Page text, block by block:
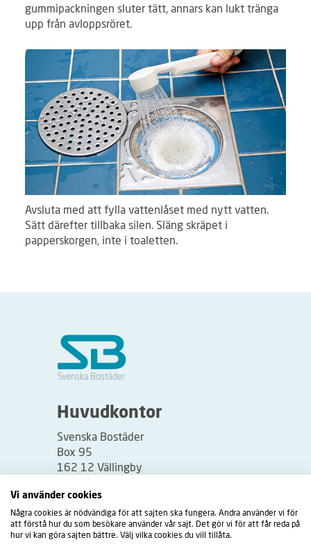
gummipackningen sluter tätt, annars kan lukt tränga
upp från avloppsröret.
Avsluta med att fylla vattenlåset med nytt vatten.
Sätt därefter tillbaka silen. Släng skräpet i
papperskorgen, inte i toaletten.
Huvudkontor
Svenska Bostäder
Box 95
162 12 Vällingby
Besöksadress:
Vällingbyplan 2
Vi använder cookies
Några cookies är nödvändiga för att sajten ska fungera. Andra använder vi för
att förstå hur du som besökare använder vår sajt. Det gör vi för att får reda på
hur vi kan göra sajten bättre. Välj vilka cookies du vill tillåta.